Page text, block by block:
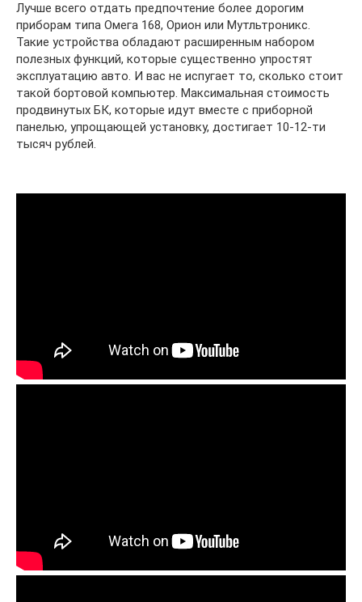
Лучше всего отдать предпочтение более дорогим
приборам типа Омега 168, Орион или Мутльтроникс.
Такие устройства обладают расширенным набором
полезных функций, которые существенно упростят
эксплуатацию авто. И вас не испугает то, сколько стоит
такой бортовой компьютер. Максимальная стоимость
продвинутых БК, которые идут вместе с приборной
панелью, упрощающей установку, достигает 10-12-ти
тысяч рублей.